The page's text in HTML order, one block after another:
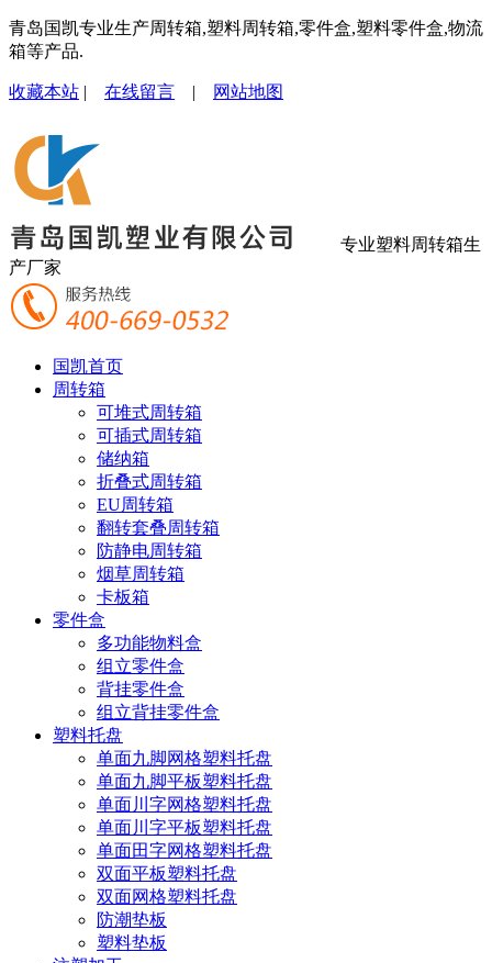
青岛国凯专业生产周转箱,塑料周转箱,零件盒,塑料零件盒,物流
箱等产品.
收藏本站 | 在线留言 | 网站地图
专业塑料周转箱生
产厂家
国凯首页
周转箱
可堆式周转箱
可插式周转箱
储纳箱
折叠式周转箱
EU周转箱
翻转套叠周转箱
防静电周转箱
烟草周转箱
卡板箱
零件盒
多功能物料盒
组立零件盒
背挂零件盒
组立背挂零件盒
塑料托盘
单面九脚网格塑料托盘
单面九脚平板塑料托盘
单面川字网格塑料托盘
单面川字平板塑料托盘
单面田字网格塑料托盘
双面平板塑料托盘
双面网格塑料托盘
防潮垫板
塑料垫板